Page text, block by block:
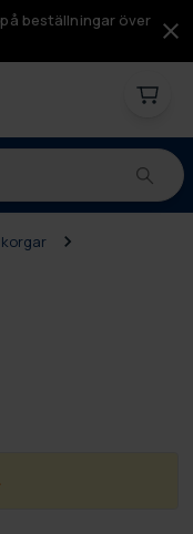
beställningar över